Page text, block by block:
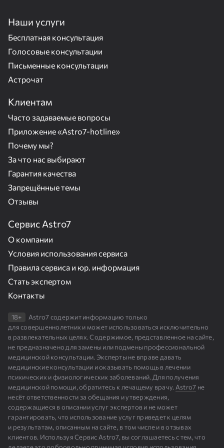
Наши услуги
Бесплатная консультация
Голосовые консультации
Письменные консультации
Астрочат
Клиентам
Часто задаваемые вопросы
Приложение «Astro7-hotline»
Почему мы?
За что нас выбирают
Гарантия качества
Запрещённые темы
Отзывы
Сервис Astro7
О компании
Условия использования сервиса
Правила сервиса и юр. информация
Стать экспертом
Контакты
18+
Astro7 содержит информацию только
для совершеннолетних и может использоваться исключительно
в развлекательных целях. Содержимое, представленное на сайте,
не предназначено для замены или подмены профессиональной
медицинской консультации. Эксперты не вправе давать
медицинские консультации и оказывать помощь в лечении
психических и физиологических заболеваний. Для получения
медицинской помощи, обратитесь к лечащему врачу. Astro7 не
несёт ответственности за обещания и утверждения,
содержащиеся в описании услуг экспертов и не может
гарантировать, что использование услуг приведет к целям
и результатам, описанным на сайте, в том числе и в отзывах
клиентов. Используя Сервис Astro7, вы соглашаетесь с тем, что